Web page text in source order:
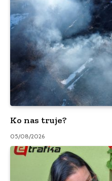
Ko nas truje?
05/08/2026